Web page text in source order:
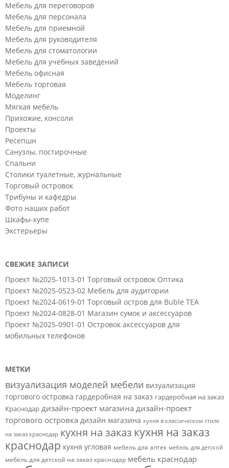
Мебель для переговоров
Мебель для персонала
Мебель для приемной
Мебель для руководителя
Мебель для стоматологии
Мебель для учебных заведений
Мебель офисная
Мебель торговая
Моделинг
Мягкая мебель
Прихожие, консоли
Проекты
Ресепшн
Санузлы, постирочные
Спальни
Столики туалетные, журнальные
Торговый островок
Трибуны и кафедры
Фото наших работ
Шкафы-купе
Экстерьеры
СВЕЖИЕ ЗАПИСИ
Проект №2025-1013-01 Торговый островок Оптика
Проект №2025-0523-02 Мебель для аудитории
Проект №2024-0619-01 Торговый остров для Buble TEA
Проект №2024-0828-01 Магазин сумок и аксессуаров
Проект №2025-0901-01 Островок аксессуаров для
мобильных телефонов
МЕТКИ
визуализация моделей мебели визуализация
торгового островка гардеробная на заказ гардеробная на заказ
Краснодар дизайн-проект магазина дизайн-проект
торгового островка дизайн магазина кухня в классическом стиле
на заказ краснодар кухня на заказ кухня на заказ
краснодар кухня угловая мебель для аптек мебель для детской
мебель для детской на заказ краснодар мебель краснодар